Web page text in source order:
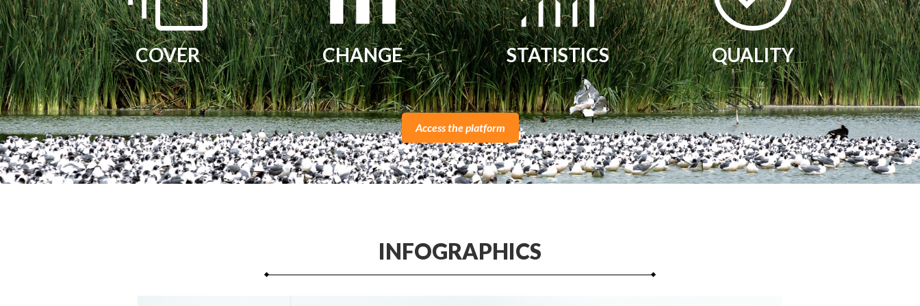
COVER CHANGE STATISTICS QUALITY
Access the platform
INFOGRAPHICS